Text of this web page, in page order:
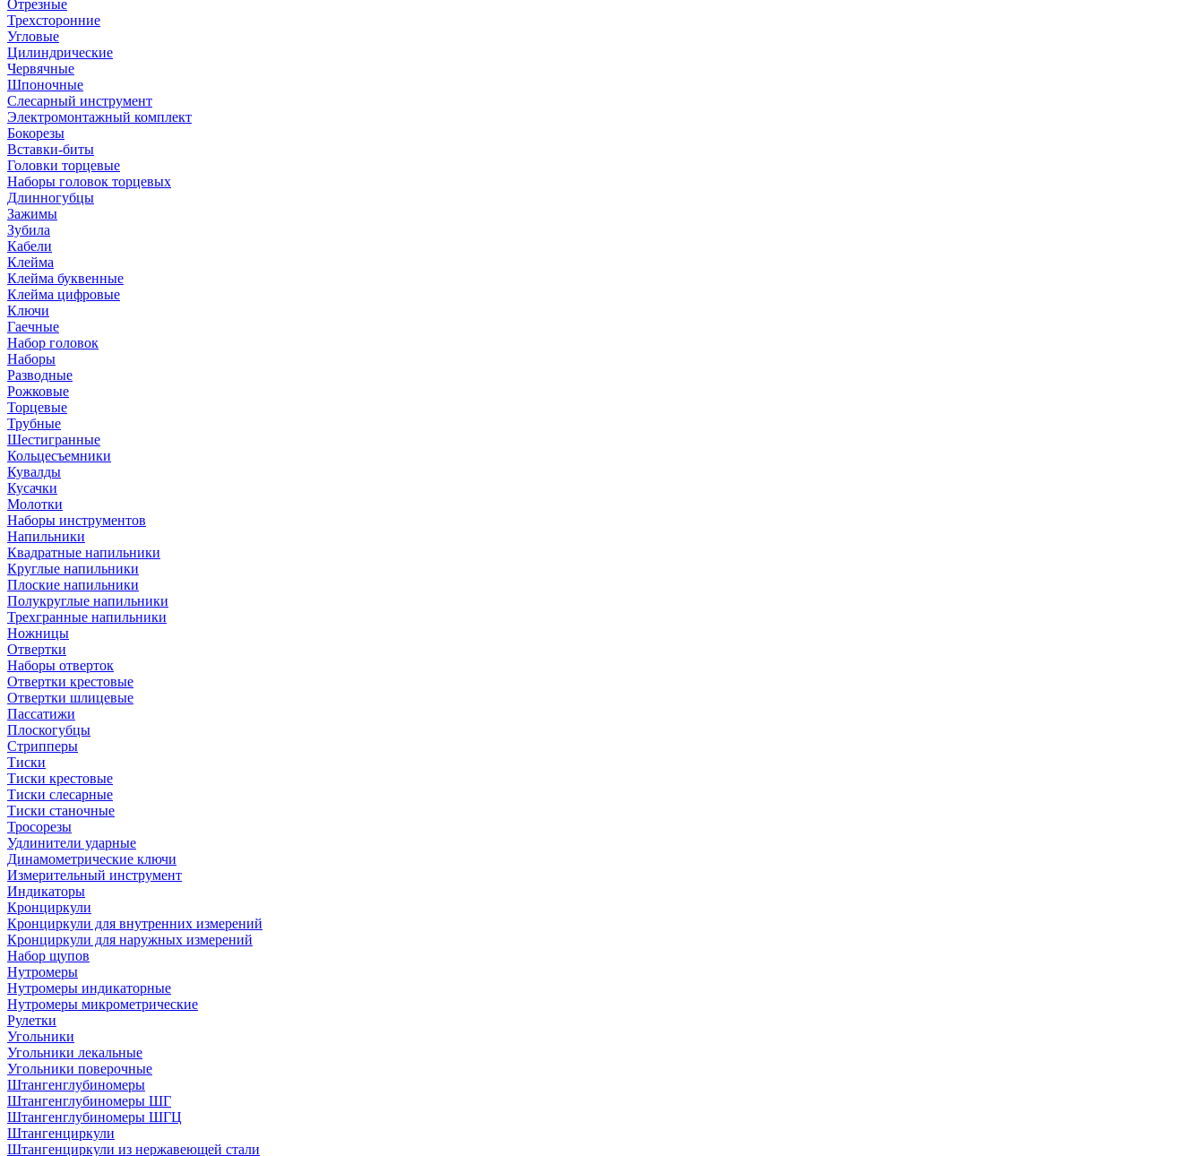
Отрезные
Трехсторонние
Угловые
Цилиндрические
Червячные
Шпоночные
Слесарный инструмент
Электромонтажный комплект
Бокорезы
Вставки-биты
Головки торцевые
Наборы головок торцевых
Длинногубцы
Зажимы
Зубила
Кабели
Клейма
Клейма буквенные
Клейма цифровые
Ключи
Гаечные
Набор головок
Наборы
Разводные
Рожковые
Торцевые
Трубные
Шестигранные
Кольцесъемники
Кувалды
Кусачки
Молотки
Наборы инструментов
Напильники
Квадратные напильники
Круглые напильники
Плоские напильники
Полукруглые напильники
Трехгранные напильники
Ножницы
Отвертки
Наборы отверток
Отвертки крестовые
Отвертки шлицевые
Пассатижи
Плоскогубцы
Стрипперы
Тиски
Тиски крестовые
Тиски слесарные
Тиски станочные
Тросорезы
Удлинители ударные
Динамометрические ключи
Измерительный инструмент
Индикаторы
Кронциркули
Кронциркули для внутренних измерений
Кронциркули для наружных измерений
Набор щупов
Нутромеры
Нутромеры индикаторные
Нутромеры микрометрические
Рулетки
Угольники
Угольники лекальные
Угольники поверочные
Штангенглубиномеры
Штангенглубиномеры ШГ
Штангенглубиномеры ШГЦ
Штангенциркули
Штангенциркули из нержавеющей стали